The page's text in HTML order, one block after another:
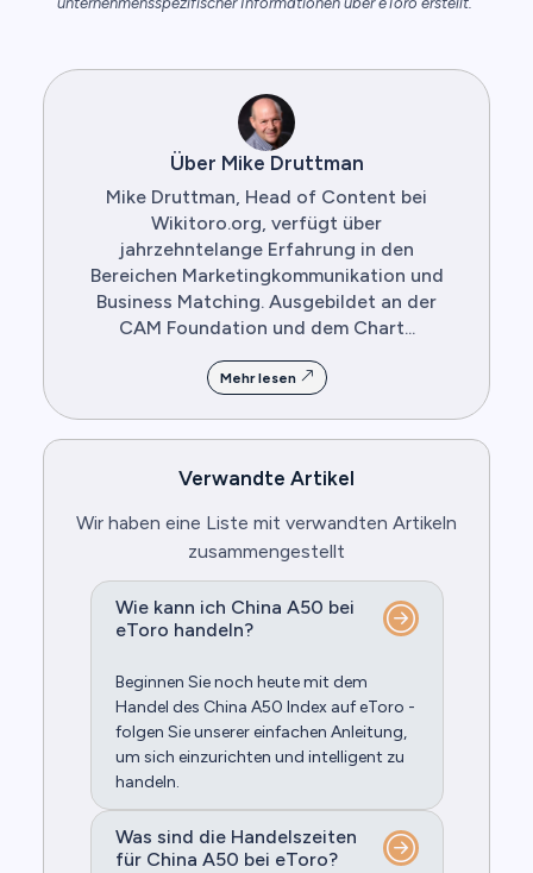
Über Mike Druttman
Mike Druttman, Head of Content bei
Wikitoro.org, verfügt über
jahrzehntelange Erfahrung in den
Bereichen Marketingkommunikation und
Business Matching. Ausgebildet an der
CAM Foundation und dem Chart...
Mehr lesen
Verwandte Artikel
Wir haben eine Liste mit verwandten Artikeln
zusammengestellt
Wie kann ich China A50 bei
eToro handeln?
Beginnen Sie noch heute mit dem
Handel des China A50 Index auf eToro -
folgen Sie unserer einfachen Anleitung,
um sich einzurichten und intelligent zu
handeln.
Was sind die Handelszeiten
für China A50 bei eToro?